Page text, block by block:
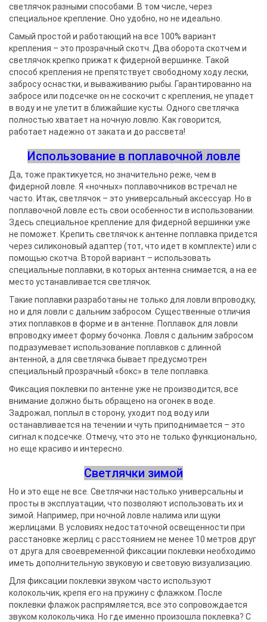
светлячок разными способами. В том числе, через
специальное крепление. Оно удобно, но не идеально.
Самый простой и работающий на все 100% вариант
крепления – это прозрачный скотч. Два оборота скотчем и
светлячок крепко прижат к фидерной вершинке. Такой
способ крепления не препятствует свободному ходу лески,
забросу оснастки, и вываживанию рыбы. Гарантированно на
забросе или подсечке он не соскочит с крепления, не упадет
в воду и не улетит в ближайшие кусты. Одного светлячка
полностью хватает на ночную ловлю. Как говорится,
работает надежно от заката и до рассвета!
Использование в поплавочной ловле
Да, тоже практикуется, но значительно реже, чем в
фидерной ловле. Я «ночных» поплавочников встречал не
часто. Итак, светлячок – это универсальный аксессуар. Но в
поплавочной ловле есть свои особенности в использовании.
Здесь специальное крепление для фидерной вершинки уже
не поможет. Крепить светлячок к антенне поплавка придется
через силиконовый адаптер (тот, что идет в комплекте) или с
помощью скотча. Второй вариант – использовать
специальные поплавки, в которых антенна снимается, а на ее
место устанавливается светлячок.
Такие поплавки разработаны не только для ловли впроводку,
но и для ловли с дальним забросом. Существенные отличия
этих поплавков в форме и в антенне. Поплавок для ловли
впроводку имеет форму бочонка. Ловля с дальним забросом
подразумевает использование поплавков с длинной
антенной, а для светлячка бывает предусмотрен
специальный прозрачный «бокс» в теле поплавка.
Фиксация поклевки по антенне уже не производится, все
внимание должно быть обращено на огонек в воде.
Задрожал, поплыл в сторону, уходит под воду или
останавливается на течении и чуть приподнимается – это
сигнал к подсечке. Отмечу, что это не только функционально,
но еще красиво и интересно.
Светлячки зимой
Но и это еще не все. Светлячки настолько универсальны и
просты в эксплуатации, что позволяют использовать их и
зимой. Например, при ночной ловле налима или щуки
жерлицами. В условиях недостаточной освещенности при
расстановке жерлиц с расстоянием не менее 10 метров друг
от друга для своевременной фиксации поклевки необходимо
иметь дополнительную звуковую и световую визуализацию.
Для фиксации поклевки звуком часто используют
колокольчик, крепя его на пружину с флажком. После
поклевки флажок распрямляется, все это сопровождается
звуком колокольчика. Но где именно произошла поклевка? С